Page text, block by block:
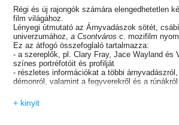
Régi és új rajongók számára elengedhetetlen
film világához.
Lényegi útmutató az Árnyvadászok sötét,
univerzumához,a Csontváros c. mozifilm
Ez az átfogó összefoglaló tartalmazza:
- a szereplők, pl. Clary Fray, Jace Wayland és
színes portréfotóit és profilját
- részletes információkat a többi
démonról, valamint a fegyverekről és a rúnákról
- idézeteket a forgatókönyvből, és még ennél
+ kinyit